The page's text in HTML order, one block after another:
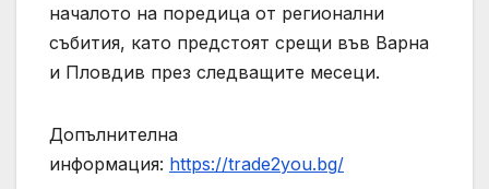
началото на поредица от регионални
събития, като предстоят срещи във Варна
и Пловдив през следващите месеци.
Допълнителна
информация: https://trade2you.bg/